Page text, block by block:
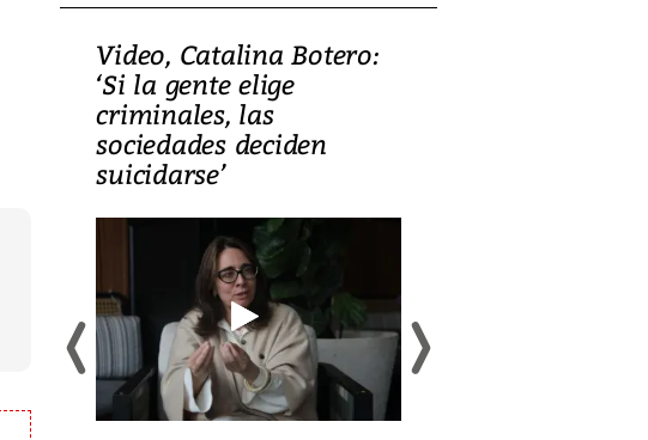
Video, Catalina Botero:
‘Si la gente elige
criminales, las
sociedades deciden
suicidarse’